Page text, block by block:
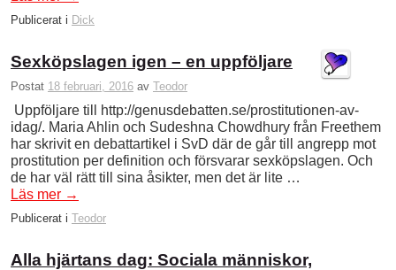
Publicerat i Dick
Sexköpslagen igen – en uppföljare
Postat 18 februari, 2016 av Teodor
Uppföljare till http://genusdebatten.se/prostitutionen-av-
idag/. Maria Ahlin och Sudeshna Chowdhury från Freethem
har skrivit en debattartikel i SvD där de går till angrepp mot
prostitution per definition och försvarar sexköpslagen. Och
de har väl rätt till sina åsikter, men det är lite …
Läs mer →
Publicerat i Teodor
Alla hjärtans dag: Sociala människor,